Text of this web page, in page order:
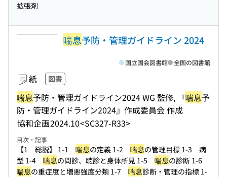
拡張剤
喘息予防・管理ガイドライン 2024
紙 図書
喘息予防・管理ガイドライン2024 WG 監修, 『喘息予
防・管理ガイドライン2024』作成委員会 作成
協和企画2024.10<SC327-R33>
国立国会図書館 全国の図書館
目次・記事
【1 総説】 1-1 喘息の定義 1-2 喘息の管理目標 1-3 病
型 1-4 喘息の問診、聴診と身体所見 1-5 喘息の診断 1-6
喘息の重症度と増悪強度分類 1-7 喘息診断・管理の指標 1-